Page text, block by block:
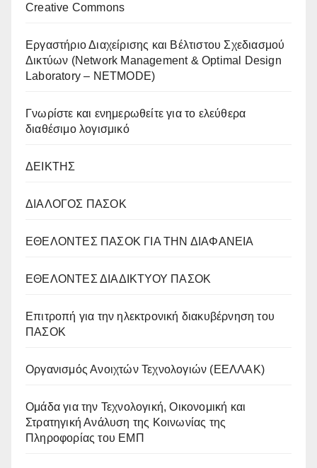
Creative Commons
Eργαστήριο Διαχείρισης και Βέλτιστου Σχεδιασμού
Δικτύων (Network Management & Optimal Design
Laboratory – NETMODE)
Γνωρίστε και ενημερωθείτε για το ελεύθερα
διαθέσιμο λογισμικό
ΔΕΙΚΤΗΣ
ΔΙΑΛΟΓΟΣ ΠΑΣΟΚ
ΕΘΕΛΟΝΤΕΣ ΠΑΣΟΚ ΓΙΑ ΤΗΝ ΔΙΑΦΑΝΕΙΑ
ΕΘΕΛΟΝΤΕΣ ΔΙΑΔΙΚΤΥΟΥ ΠΑΣΟΚ
Επιτροπή για την ηλεκτρονική διακυβέρνηση του
ΠΑΣΟΚ
Οργανισμός Ανοιχτών Τεχνολογιών (ΕΕΛΛΑΚ)
Oμάδα για την Τεχνολογική, Οικονομική και
Στρατηγική Ανάλυση της Κοινωνίας της
Πληροφορίας του ΕΜΠ